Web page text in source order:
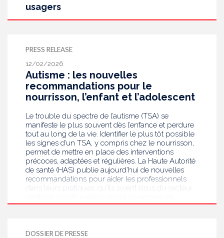
usagers
PRESS RELEASE
12/02/2026
Autisme : les nouvelles
recommandations pour le
nourrisson, l’enfant et l’adolescent
Le trouble du spectre de l’autisme (TSA) se
manifeste le plus souvent dès l’enfance et perdure
tout au long de la vie. Identifier le plus tôt possible
les signes d’un TSA, y compris chez le nourrisson,
permet de mettre en place des interventions
précoces, adaptées et régulières. La Haute Autorité
de santé (HAS) publie aujourd’hui de nouvelles
recommandations pour aider les professionnels
dans leurs pratiques, qu’ils soient issus du secteur
l’éducation. L’enjeu est d’assurer à chaque enfant un
DOSSIER DE PRESSE